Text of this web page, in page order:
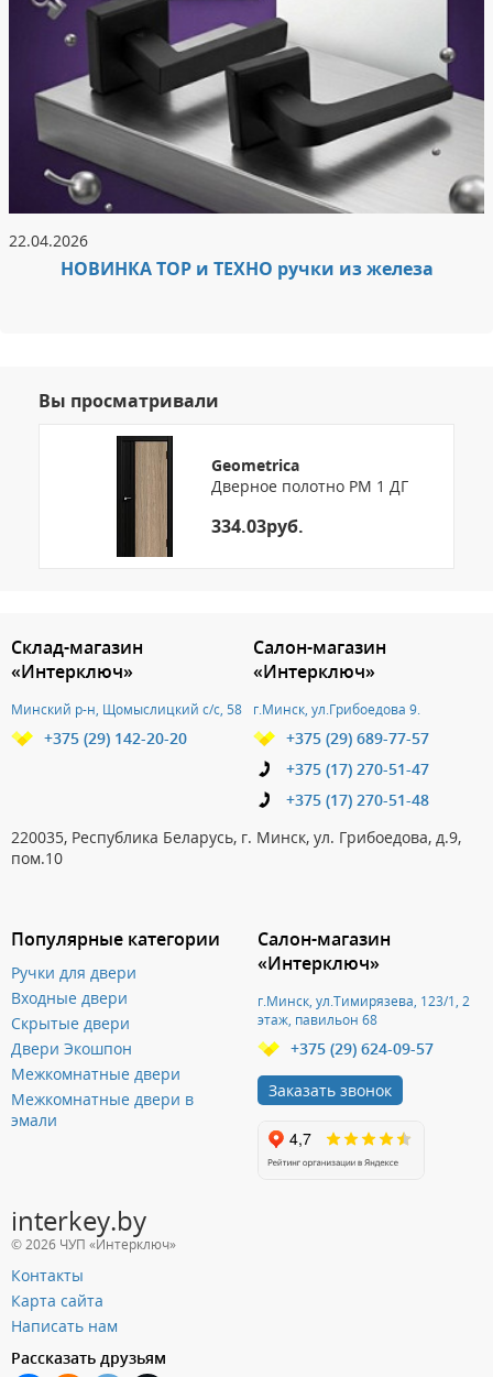
22.04.2026
НОВИНКА ТОР и ТЕХНО ручки из железа
Вы просматривали
Geometrica
Дверное полотно PM 1 ДГ
334.03руб.
Популярные категории
Ручки для двери
Входные двери
Скрытые двери
Двери Экошпон
Межкомнатные двери
Межкомнатные двери в
эмали
Склад-магазин
«Интерключ»
Минский р-н, Щомыслицкий с/с, 58
+375 (29) 142-20-20
Салон-магазин
«Интерключ»
г.Минск, ул.Грибоедова 9.
+375 (29) 689-77-57
+375 (17) 270-51-47
+375 (17) 270-51-48
220035, Республика Беларусь, г. Минск, ул. Грибоедова, д.9,
пом.10
Салон-магазин
«Интерключ»
г.Минск, ул.Тимирязева, 123/1, 2
этаж, павильон 68
+375 (29) 624-09-57
Заказать звонок
interkey.by
© 2026 ЧУП «Интерключ»
Контакты
Карта сайта
Написать нам
Рассказать друзьям